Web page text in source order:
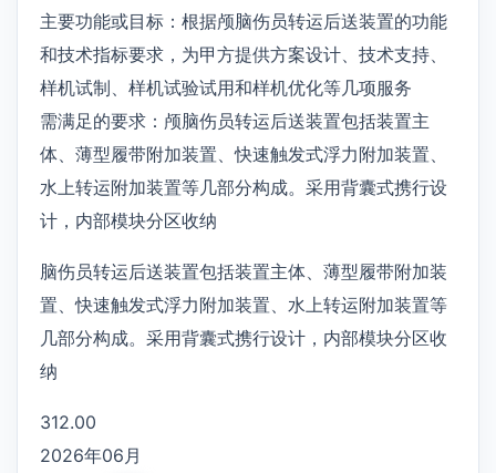
主要功能或目标：根据颅脑伤员转运后送装置的功能
和技术指标要求，为甲方提供方案设计、技术支持、
样机试制、样机试验试用和样机优化等几项服务
需满足的要求：颅脑伤员转运后送装置包括装置主
体、薄型履带附加装置、快速触发式浮力附加装置、
水上转运附加装置等几部分构成。采用背囊式携行设
计，内部模块分区收纳
脑伤员转运后送装置包括装置主体、薄型履带附加装
置、快速触发式浮力附加装置、水上转运附加装置等
几部分构成。采用背囊式携行设计，内部模块分区收
纳
312.00
2026年06月